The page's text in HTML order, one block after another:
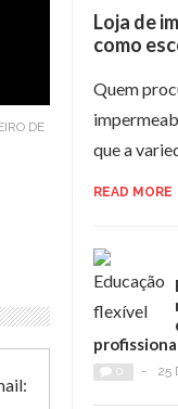
DE
Loja de
como
Quem
que a
READ MORE
- 25